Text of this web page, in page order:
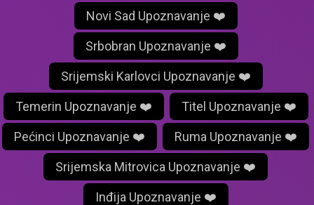
Novi Sad Upoznavanje ❤️
Srbobran Upoznavanje ❤️
Srijemski Karlovci Upoznavanje ❤️
Temerin Upoznavanje ❤️ Titel Upoznavanje ❤️
Pećinci Upoznavanje ❤️ Ruma Upoznavanje ❤️
Srijemska Mitrovica Upoznavanje ❤️
Inđija Upoznavanje ❤️